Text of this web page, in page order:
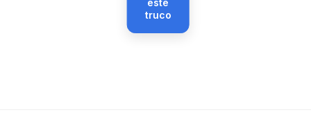
este
truco